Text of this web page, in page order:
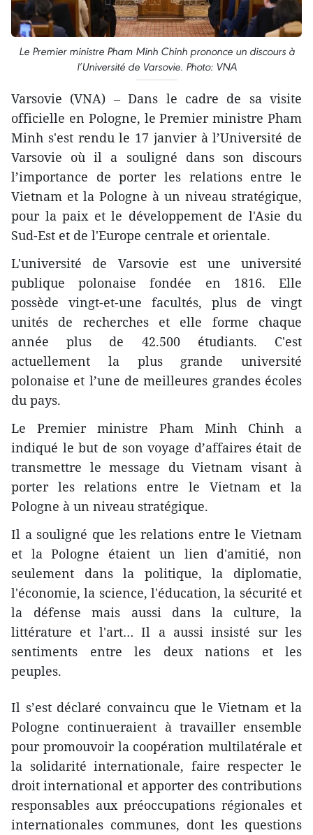
Le Premier ministre Pham Minh Chinh prononce un discours à
l’Université de Varsovie. Photo: VNA
Varsovie (VNA) – Dans le cadre de sa visite
officielle en Pologne, le Premier ministre Pham
Minh s'est rendu le 17 janvier à l’Université de
Varsovie où il a souligné dans son discours
l’importance de porter les relations entre le
Vietnam et la Pologne à un niveau stratégique,
pour la paix et le développement de l'Asie du
Sud-Est et de l'Europe centrale et orientale.
L'université de Varsovie est une université
publique polonaise fondée en 1816. Elle
possède vingt-et-une facultés, plus de vingt
unités de recherches et elle forme chaque
année plus de 42.500 étudiants. C'est
actuellement la plus grande université
polonaise et l’une de meilleures grandes écoles
du pays.
Le Premier ministre Pham Minh Chinh a
indiqué le but de son voyage d’affaires était de
transmettre le message du Vietnam visant à
porter les relations entre le Vietnam et la
Pologne à un niveau stratégique.
Il a souligné que les relations entre le Vietnam
et la Pologne étaient un lien d'amitié, non
seulement dans la politique, la diplomatie,
l'économie, la science, l'éducation, la sécurité et
la défense mais aussi dans la culture, la
littérature et l'art… Il a aussi insisté sur les
sentiments entre les deux nations et les
peuples.
Il s’est déclaré convaincu que le Vietnam et la
Pologne continueraient à travailler ensemble
pour promouvoir la coopération multilatérale et
la solidarité internationale, faire respecter le
droit international et apporter des contributions
responsables aux préoccupations régionales et
internationales communes, dont les questions